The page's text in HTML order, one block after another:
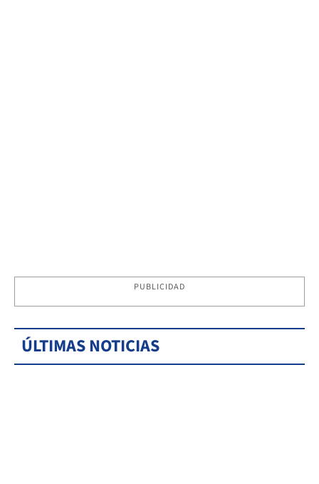
PUBLICIDAD
ÚLTIMAS NOTICIAS